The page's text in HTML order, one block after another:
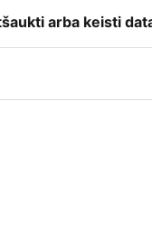
arba keisti